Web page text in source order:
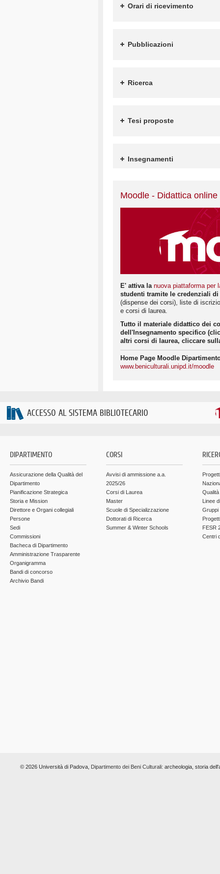
Orari di ricevimento
Pubblicazioni
Ricerca
Tesi proposte
Insegnamenti
Moodle - Didattica online
E' attiva la nuova piattaforma per
studenti tramite le credenziali
(dispense dei corsi), liste di
e corsi di laurea.
Tutto il materiale didattico dei
dell'Insegnamento specifico
altri corsi di laurea, cliccare
Home Page Moodle
www.beniculturali.unipd.it/moodle
ACCESSO AL SISTEMA BIBLIOTECARIO
DIPARTIMENTO
Assicurazione della Qualità del
Dipartimento
Pianificazione Strategica
Storia e Mission
Direttore e Organi collegiali
Persone
Sedi
Commissioni
Bacheca di Dipartimento
Amministrazione Trasparente
Organigramma
Bandi di concorso
Archivio Bandi
CORSI
Avvisi di ammissione a.a.
2025/26
Corsi di Laurea
Master
Scuole di Specializzazione
Dottorati di Ricerca
Summer & Winter Schools
Linee
Gruppi
FESR
Centri
© 2026 Università di Padova, Dipartimento dei Beni Culturali: archeologia, storia